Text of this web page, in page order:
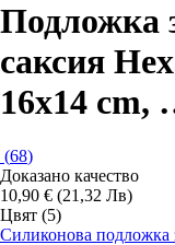
Подложка
саксия
16x14 cm,
(68)
Доказано качество
10,90 € (21,32 Лв)
Цвят (5)
Силиконова подложка